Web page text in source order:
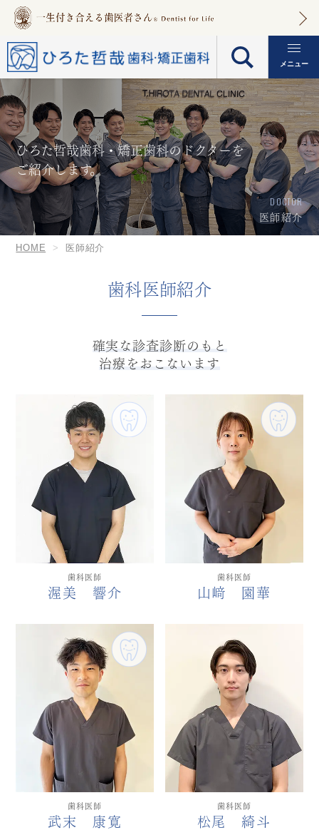
メニュー
ひろた哲哉歯科・矯正歯科のドクターを
ご紹介します。
DOCTOR
医師紹介
HOME 医師紹介
歯科医師紹介
確実な診査診断のもと
治療をおこないます
歯科医師
渥美 響介
歯科医師
山﨑 園華
歯科医師
武末 康寛
歯科医師
松尾 綺斗